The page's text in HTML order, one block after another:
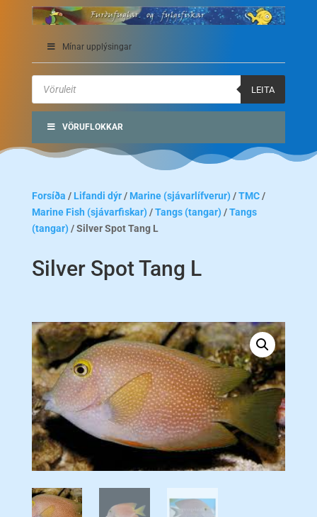
Mínar upplýsingar
Products
search
LEITA
VÖRUFLOKKAR
Forsíða / Lifandi dýr/ Marine (sjávarlífverur) /TMC/
Marine Fish (sjávarfiskar) /Tangs (tangar) /Tangs
(tangar) / Silver Spot Tang L
Silver Spot Tang L